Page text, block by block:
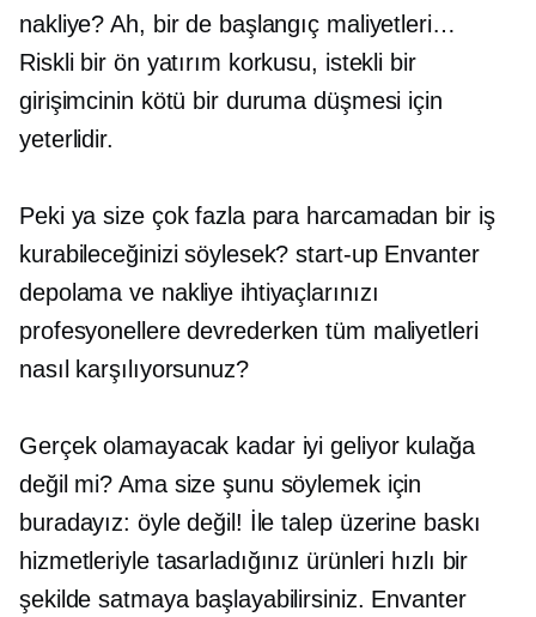
nakliye? Ah, bir de başlangıç ​​maliyetleri…
Riskli bir ön yatırım korkusu, istekli bir
girişimcinin kötü bir duruma düşmesi için
yeterlidir.
Peki ya size çok fazla para harcamadan bir iş
kurabileceğinizi söylesek?start-upEnvanter
depolama ve nakliye ihtiyaçlarınızı
profesyonellere devrederken tüm maliyetleri
nasıl karşılıyorsunuz?
Gerçek olamayacak kadar iyi geliyor kulağa
değil mi? Ama size şunu söylemek için
buradayız: öyle değil! İletalep üzerine baskı
hizmetleriyle tasarladığınız ürünleri hızlı bir
şekilde satmaya başlayabilirsiniz. Envanter